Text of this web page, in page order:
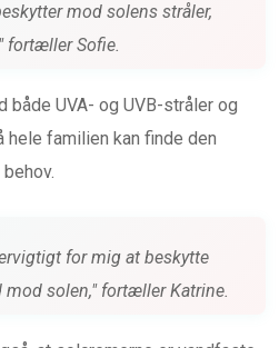
mod solens stråler,
fortæller Sofie.
både UVA- og UVB-stråler og
hele familien kan finde den
for mig at beskytte
solen," fortæller Katrine.